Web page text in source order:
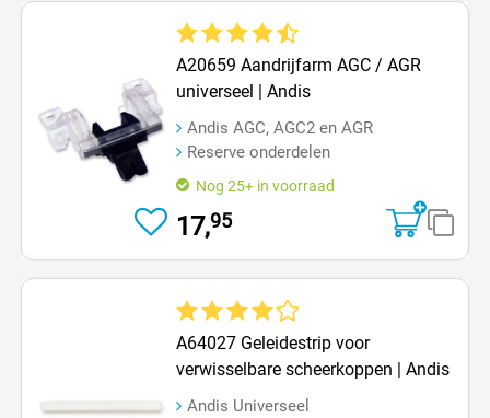
Gemiddelde waardering van 4.8 van 5 sterren
A20659 Aandrijfarm AGC / AGR
universeel | Andis
Andis AGC, AGC2 en AGR
Reserve onderdelen
Nog 25+ in voorraad
17,95
A64027 Geleidestrip voor
verwisselbare scheerkoppen | Andis
Andis Universeel